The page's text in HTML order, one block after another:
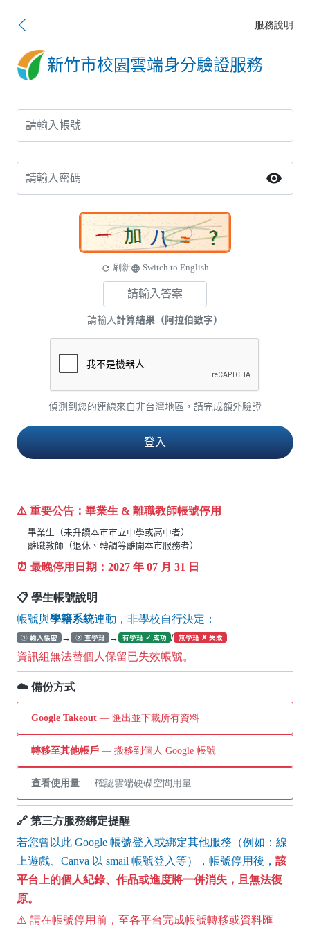
服務說明
新竹市校園雲端身分驗證服務
visibility
refresh 刷新language Switch to English
請輸入計算結果（阿拉伯數字）
偵測到您的連線來自非台灣地區，請完成額外驗證
⚠️ 重要公告：畢業生 & 離職教師帳號停用
畢業生（未升讀本市市立中學或高中者）
離職教師（退休、轉調等離開本市服務者）
⏰ 最晚停用日期： 2027 年 07 月 31 日
📋 學生帳號說明
帳號與學籍系統連動，非學校自行決定：
① 輸入帳密 → ② 查學籍 → 有學籍 ✓ 成功 / 無學籍 ✗ 失敗
資訊組無法替個人保留已失效帳號。
☁️ 備份方式
Google Takeout — 匯出並下載所有資料
轉移至其他帳戶 — 搬移到個人 Google 帳號
查看使用量 — 確認雲端硬碟空間用量
🔗 第三方服務綁定提醒
若您曾以此 Google 帳號登入或綁定其他服務（例如：線
上遊戲、Canva 以 smail 帳號登入等），帳號停用後， 該
平台上的個人紀錄、作品或進度將一併消失，且無法復
原。
⚠️ 請在帳號停用前，至各平台完成帳號轉移或資料匯